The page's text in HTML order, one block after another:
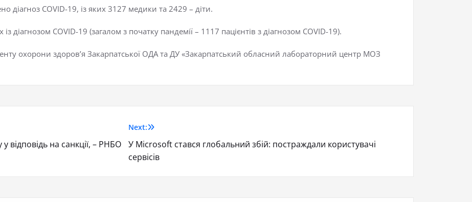
діагноз COVID-19, із яких 3127 медики та 2429 – діти.
COVID-19 (загалом з початку пандемії – 1117 пацієнтів з діагнозом COVID-19).
охорони здоров’я Закарпатської ОДА та ДУ «Закарпатський обласний лабораторний центр МОЗ
у відповідь на санкції, – РНБО
Next:
У Microsoft стався глобальний збій: постраждали користувачі
сервісів